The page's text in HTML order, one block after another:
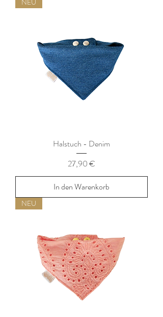
Halstuch - Denim
Preis
27,90 €
In den Warenkorb
NEU